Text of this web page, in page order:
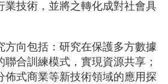
業技術，並將之轉化成對社會具
方向包括：研究在保護多方數據
合訓練模式，實現資源共享；
佈式商業等新技術領域的應用探